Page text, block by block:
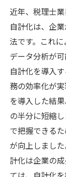
近年、税理士
自計化は、企
法です。これ
データ分析が
自計化を導入
務の効率化が
を導入した結
の半分に短縮
で把握できる
が向上しまし
計化は企業の